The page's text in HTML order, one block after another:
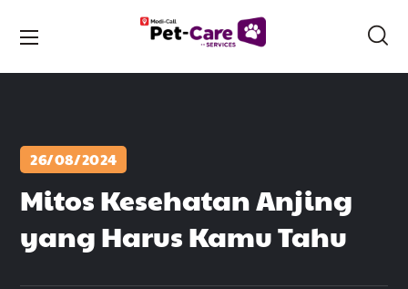
26/08/2024
Mitos Kesehatan Anjing
yang Harus Kamu Tahu